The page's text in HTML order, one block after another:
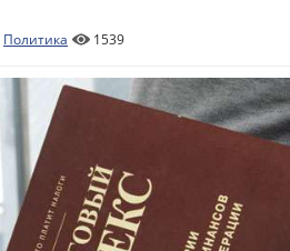
Политика 1539